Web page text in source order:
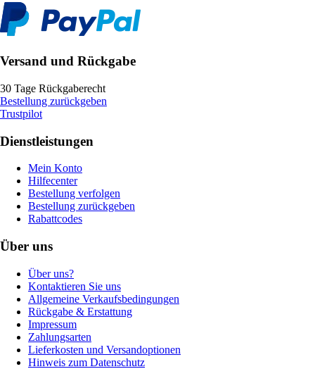
Versand und Rückgabe
30 Tage Rückgaberecht
Bestellung zurückgeben
Trustpilot
Dienstleistungen
Mein Konto
Hilfecenter
Bestellung verfolgen
Bestellung zurückgeben
Rabattcodes
Über uns
Über uns?
Kontaktieren Sie uns
Allgemeine Verkaufsbedingungen
Rückgabe & Erstattung
Impressum
Zahlungsarten
Lieferkosten und Versandoptionen
Hinweis zum Datenschutz